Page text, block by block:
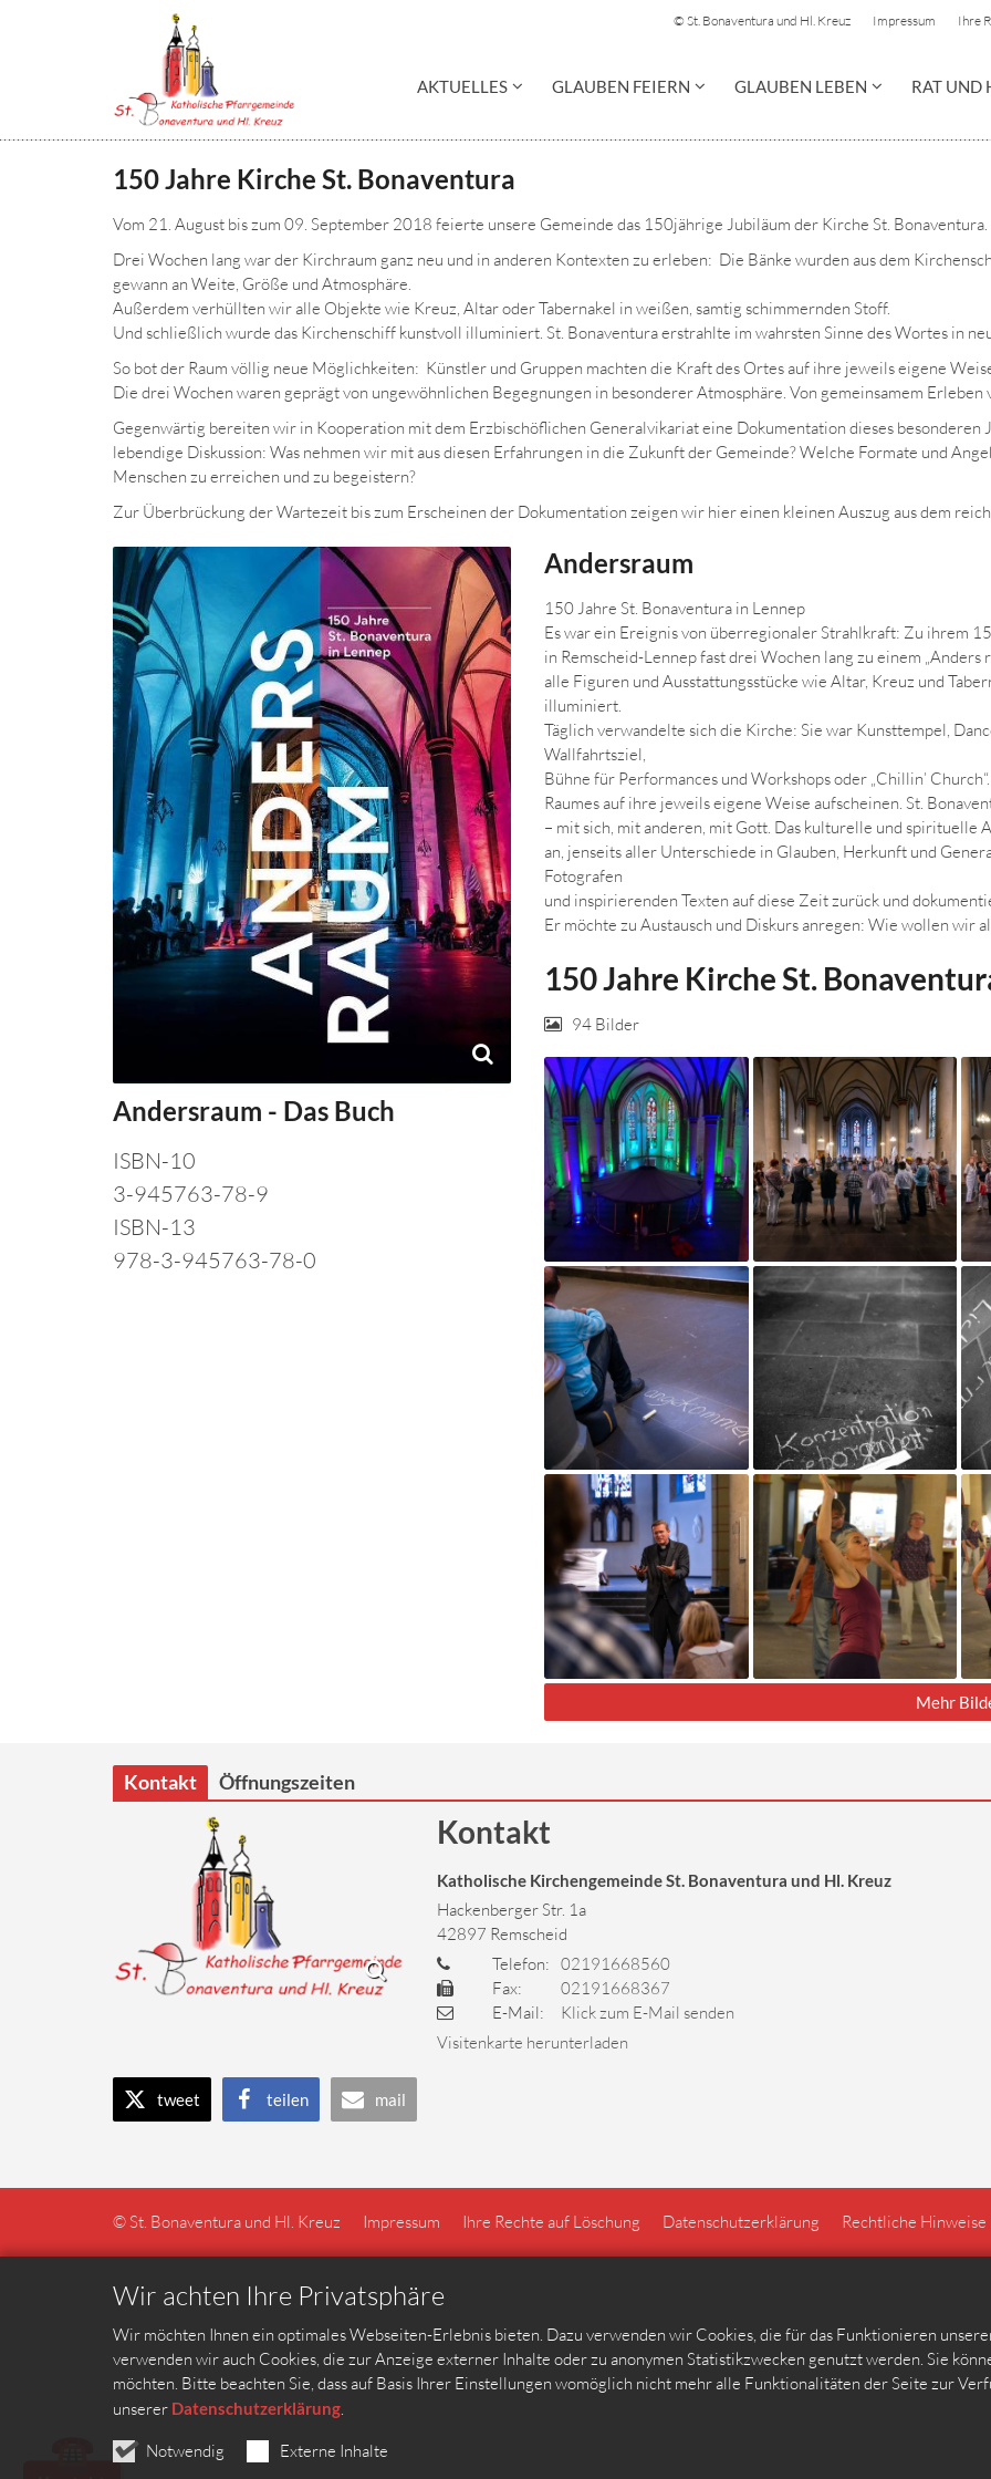
Wir achten Ihre Privatsphäre
Wir möchten Ihnen ein optimales Webseiten-Erlebnis bieten. Dazu verwenden wir Cookies, die für das Funktionieren
verwenden wir auch Cookies, die zur Anzeige externer Inhalte oder zu anonymen Statistikzwecken genutzt werden. Sie
möchten. Bitte beachten Sie, dass auf Basis Ihrer Einstellungen womöglich nicht mehr alle Funktionalitäten der Seite zur
unserer Datenschutzerklärung.
Notwendig
Externe Inhalte
© St. Bonaventura und Hl. Kreuz Impressum Ihre
AKTUELLES GLAUBEN FEIERN GLAUBEN LEBEN RAT UND
150 Jahre Kirche St. Bonaventura
Vom 21. August bis zum 09. September 2018 feierte unsere Gemeinde das 150jährige Jubiläum der Kirche St. Bonaventura.
Drei Wochen lang war der Kirchraum ganz neu und in anderen Kontexten zu erleben: Die Bänke wurden aus dem
gewann an Weite, Größe und Atmosphäre.
Außerdem verhüllten wir alle Objekte wie Kreuz, Altar oder Tabernakel in weißen, samtig schimmernden Stoff.
Und schließlich wurde das Kirchenschiff kunstvoll illuminiert. St. Bonaventura erstrahlte im wahrsten Sinne des Wortes in
So bot der Raum völlig neue Möglichkeiten: Künstler und Gruppen machten die Kraft des Ortes auf ihre jeweils eigene
Die drei Wochen waren geprägt von ungewöhnlichen Begegnungen in besonderer Atmosphäre. Von gemeinsamem
Gegenwärtig bereiten wir in Kooperation mit dem Erzbischöflichen Generalvikariat eine Dokumentation dieses besonderen
lebendige Diskussion: Was nehmen wir mit aus diesen Erfahrungen in die Zukunft der Gemeinde? Welche Formate und
Menschen zu erreichen und zu begeistern?
Zur Überbrückung der Wartezeit bis zum Erscheinen der Dokumentation zeigen wir hier einen kleinen Auszug aus dem
Andersraum
150 Jahre St. Bonaventura in Lennep
Es war ein Ereignis von überregionaler Strahlkraft: Zu ihrem
in Remscheid-Lennep fast drei Wochen lang zu einem
alle Figuren und Ausstattungsstücke wie Altar, Kreuz und
illuminiert.
Täglich verwandelte sich die Kirche: Sie war Kunsttempel,
Wallfahrtsziel,
Bühne für Performances und Workshops oder „Chillin’
Raumes auf ihre jeweils eigene Weise aufscheinen. St.
– mit sich, mit anderen, mit Gott. Das kulturelle und spirituelle
an, jenseits aller Unterschiede in Glauben, Herkunft und
Fotografen
und inspirierenden Texten auf diese Zeit zurück und
Er möchte zu Austausch und Diskurs anregen: Wie wollen wir
150 Jahre Kirche St.
94 Bilder
Mehr
Andersraum - Das Buch
ISBN-10
3-945763-78-9
ISBN-13
978-3-945763-78-0
Kontakt Öffnungszeiten
Kontakt
Katholische Kirchengemeinde St. Bonaventura und Hl. Kreuz
Hackenberger Str. 1a
42897 Remscheid
Telefon: 02191668560
Fax:
02191668367
E-Mail:
Klick zum E-Mail senden
Visitenkarte herunterladen
tweet teilen mail
© St. Bonaventura und Hl. Kreuz Impressum Ihre Rechte auf Löschung Datenschutzerklärung Rechtliche Hinweise